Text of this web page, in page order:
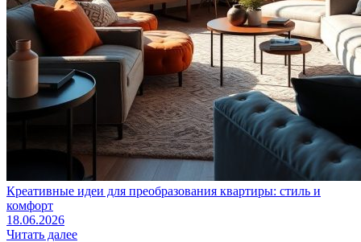
Креативные идеи для преобразования квартиры: стиль и
комфорт
18.06.2026
Читать далее